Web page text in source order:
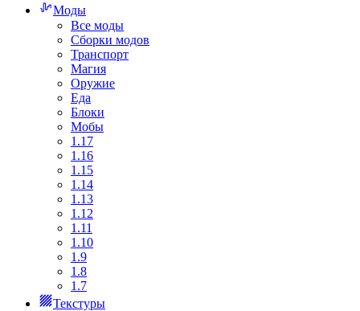
Моды
Все моды
Сборки модов
Транспорт
Магия
Оружие
Еда
Блоки
Мобы
1.17
1.16
1.15
1.14
1.13
1.12
1.11
1.10
1.9
1.8
1.7
Текстуры